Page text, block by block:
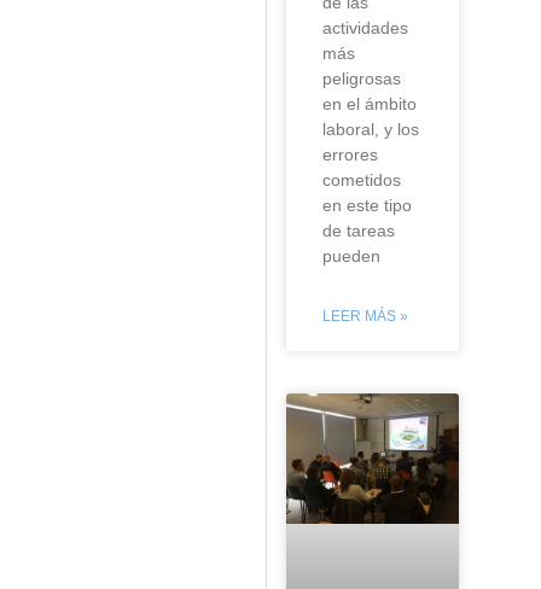
actividades
más
peligrosas
en el ámbito
laboral, y los
errores
cometidos
en este tipo
de tareas
pueden
LEER MÁS »